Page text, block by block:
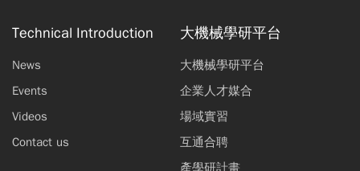
Technical Introduction
News
Events
Videos
Contact us
大機械學研平台
大機械學研平台
企業人才媒合
場域實習
互通合聘
產學研計畫